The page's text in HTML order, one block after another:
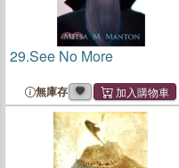
29.See No More
無庫存